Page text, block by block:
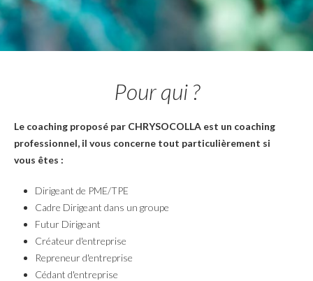
Pour qui ?
Le coaching proposé par CHRYSOCOLLA est un coaching
professionnel, il vous concerne tout particulièrement si
vous êtes :
Dirigeant de PME/TPE
Cadre Dirigeant dans un groupe
Futur Dirigeant
Créateur d'entreprise
Repreneur d'entreprise
Cédant d'entreprise